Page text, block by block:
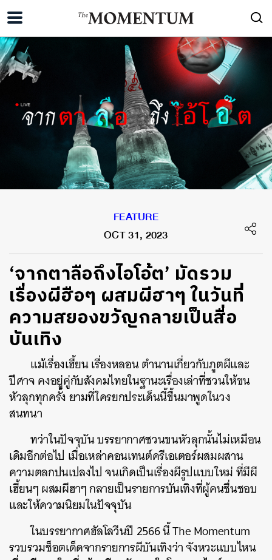
FEATURE
OCT 31, 2023
‘จากตาลือถึงไอโอ้ต’ มัดรวม
เรื่องผีฮือๆ ผสมผีฮาๆ ในวันที่
ความสยองขวัญกลายเป็นสื่อ
บันเทิง
แม้เรื่องเฮี้ยน เรื่องหลอน ตำนานเกี่ยวกับภูตผีและ
ปีศาจ คงอยู่คู่กับสังคมไทยในฐานะเรื่องเล่าที่ชวนให้ขน
หัวลุกทุกครั้ง ยามที่ใครยกประเด็นนี้ขึ้นมาพูดในวง
สนทนา
ทว่าในปัจจุบัน บรรยากาศชวนขนหัวลุกนั้นไม่เหมือน
เดิมอีกต่อไป เมื่อเหล่าคอนเทนต์ครีเอเตอร์ผสมผสาน
ความตลกปนเปลงไป จนเกิดเป็นเรื่องผีรูปแบบใหม่ ที่มีผี
เฮี้ยนๆ ผสมผีฮาๆ กลายเป็นรายการบันเทิงที่ผู้คนชื่นชอบ
และให้ความนิยมในปัจจุบัน
ในบรรยากาศฮัลโลวีนปี 2566 นี้ The Momentum
รวบรวมช็อตเด็ดจากรายการผีบันเทิงว่า จังหวะแบบไหน